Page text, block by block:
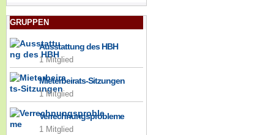
GRUPPEN
Ausstattung des HBH
1 Mitglied
Mieterbeirats-Sitzungen
1 Mitglied
Verrechnungsprobleme
1 Mitglied